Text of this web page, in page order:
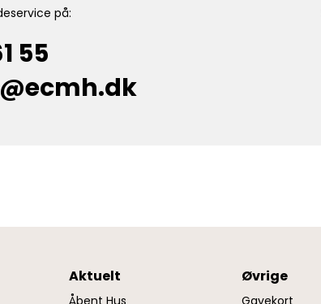
på:
55
Aktuelt
Åbent Hus
Øvrige
Gavekort